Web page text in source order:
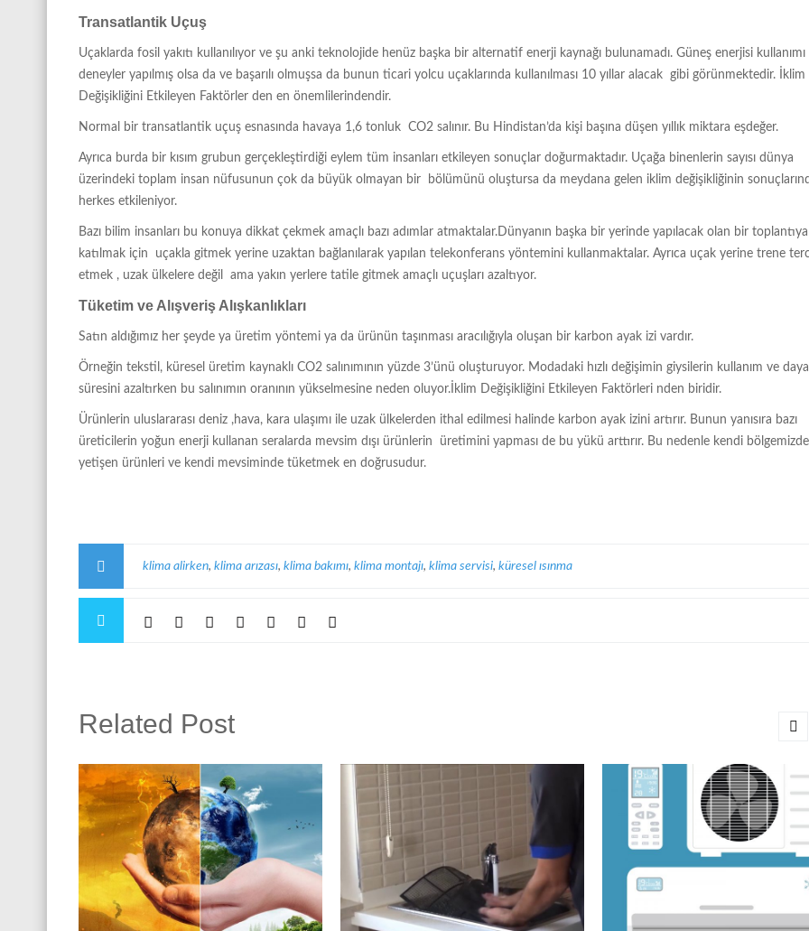
Transatlantik Uçuş
Uçaklarda fosil yakıtı kullanılıyor ve şu anki teknolojide henüz başka bir alternatif enerji kaynağı bulunamadı. Güneş enerjisi kullanımı
deneyler yapılmış olsa da ve başarılı olmuşsa da bunun ticari yolcu uçaklarında kullanılması 10 yıllar alacak gibi görünmektedir. İklim
Değişikliğini Etkileyen Faktörler den en önemlilerindendir.
Normal bir transatlantik uçuş esnasında havaya 1,6 tonluk CO2 salınır. Bu Hindistan’da kişi başına düşen yıllık miktara eşdeğer.
Ayrıca burda bir kısım grubun gerçekleştirdiği eylem tüm insanları etkileyen sonuçlar doğurmaktadır. Uçağa binenlerin sayısı dünya
üzerindeki toplam insan nüfusunun çok da büyük olmayan bir bölümünü oluştursa da meydana gelen iklim değişikliğinin
herkes etkileniyor.
Bazı bilim insanları bu konuya dikkat çekmek amaçlı bazı adımlar atmaktalar.Dünyanın başka bir yerinde yapılacak olan bir toplantıya
katılmak için uçakla gitmek yerine uzaktan bağlanılarak yapılan telekonferans yöntemini kullanmaktalar. Ayrıca uçak yerine trene
etmek , uzak ülkelere değil ama yakın yerlere tatile gitmek amaçlı uçuşları azaltıyor.
Tüketim ve Alışveriş Alışkanlıkları
Satın aldığımız her şeyde ya üretim yöntemi ya da ürünün taşınması aracılığıyla oluşan bir karbon ayak izi vardır.
Örneğin tekstil, küresel üretim kaynaklı CO2 salınımının yüzde 3’ünü oluşturuyor. Modadaki hızlı değişimin giysilerin kullanım ve
süresini azaltırken bu salınımın oranının yükselmesine neden oluyor.İklim Değişikliğini Etkileyen Faktörleri nden biridir.
Ürünlerin uluslararası deniz ,hava, kara ulaşımı ile uzak ülkelerden ithal edilmesi halinde karbon ayak izini artırır. Bunun yanısıra bazı
üreticilerin yoğun enerji kullanan seralarda mevsim dışı ürünlerin üretimini yapması de bu yükü arttırır. Bu nedenle kendi bölgemizde
yetişen ürünleri ve kendi mevsiminde tüketmek en doğrusudur.
klima alirken, klima arızası, klima bakımı, klima montajı, klima servisi, küresel ısınma
Related Post